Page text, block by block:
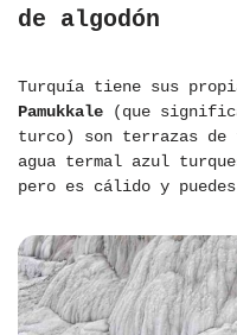
de algodón
Turquía tiene sus
Pamukkale (que
turco) son terrazas
agua termal azul
pero es cálido y